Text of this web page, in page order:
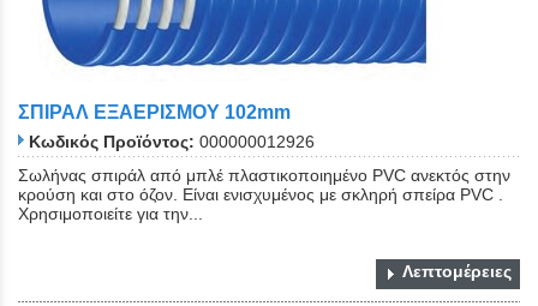
ΣΠΙΡΑΛ ΕΞΑΕΡΙΣΜΟΥ 102mm
Κωδικός Προϊόντος: 000000012926
Σωλήνας σπιράλ από μπλέ πλαστικοποιημένο PVC ανεκτός στην
κρούση και στο όζον. Είναι ενισχυμένος με σκληρή σπείρα PVC .
Χρησιμοποιείτε για την...
Λεπτομέρειες